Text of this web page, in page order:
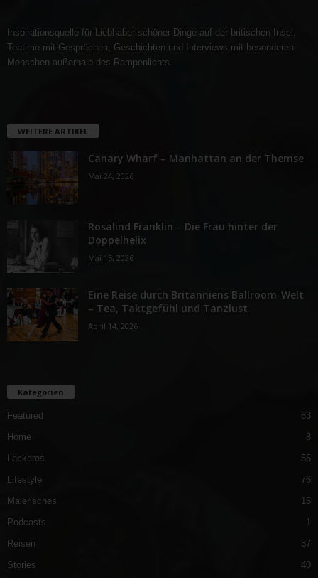
Inspirationsquelle für Liebhaber schöner Dinge auf der britischen Insel,
Teatime mit Gesprächen, Geschichten und Interviews mit besonderen
Menschen außerhalb des Rampenlichts.
WEITERE ARTIKEL
Canary Wharf – Manhattan an der Themse
Mai 24, 2026
Rosalind Franklin – Die Frau hinter der
Doppelhelix
Mai 15, 2026
Eine Reise durch Britanniens Ballroom-Welt
– Tea, Taktgefühl und Tanzlust
April 14, 2026
Kategorien
Featured
63
Home
8
Leckeres
55
Lifestyle
76
Malerisches
15
Podcasts
1
Reisen
37
Stories
40